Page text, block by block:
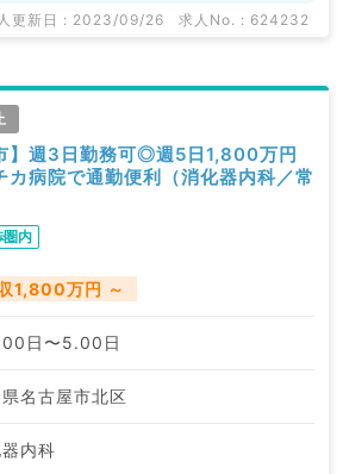
下さい。
更新日 : 2023/09/26 求人No. : 624232
】週3日勤務可◎週5日1,800万円
カ病院で通勤便利（消化器内科／常
圏内
1,800万円 ～
日〜5.00日
名古屋市北区
内科